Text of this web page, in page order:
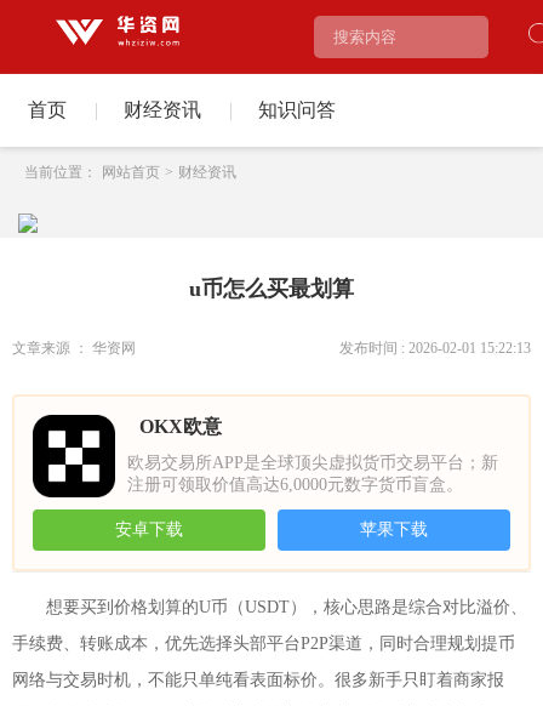
首页 | 财经资讯 | 知识问答
当前位置： 网站首页 > 财经资讯
u币怎么买最划算
文章来源 ： 华资网 发布时间 : 2026-02-01 15:22:13
OKX欧意
欧易交易所APP是全球顶尖虚拟货币交易平台；新
注册可领取价值高达6,0000元数字货币盲盒。
安卓下载 苹果下载
想要买到价格划算的U币（USDT），核心思路是综合对比溢价、
手续费、转账成本，优先选择头部平台P2P渠道，同时合理规划提币
网络与交易时机，不能只单纯看表面标价。很多新手只盯着商家报